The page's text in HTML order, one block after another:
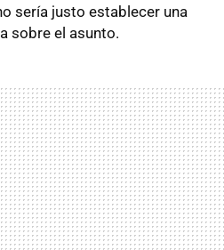
sería justo establecer una
sobre el asunto.